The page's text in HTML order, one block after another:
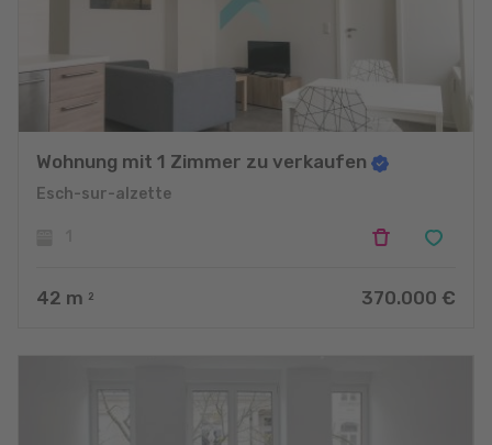
Wohnung mit 1 Zimmer zu verkaufen
Esch-sur-alzette
42 m 2 370.000 €